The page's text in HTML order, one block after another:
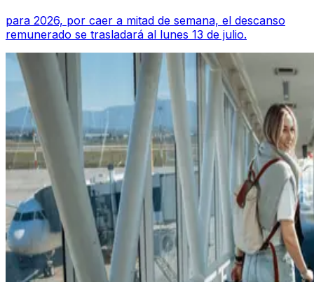
para 2026, por caer a mitad de semana, el descanso
remunerado se trasladará al lunes 13 de julio.